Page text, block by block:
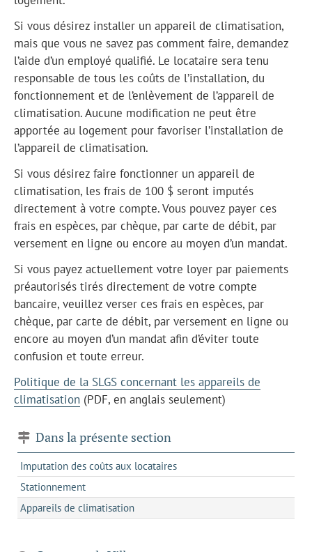
Si vous désirez installer un appareil de climatisation,
mais que vous ne savez pas comment faire, demandez
l’aide d’un employé qualifié. Le locataire sera tenu
responsable de tous les coûts de l’installation, du
fonctionnement et de l’enlèvement de l’appareil de
climatisation. Aucune modification ne peut être
apportée au logement pour favoriser l’installation de
l’appareil de climatisation.
Si vous désirez faire fonctionner un appareil de
climatisation, les frais de 100 $ seront imputés
directement à votre compte. Vous pouvez payer ces
frais en espèces, par chèque, par carte de débit, par
versement en ligne ou encore au moyen d’un mandat.
Si vous payez actuellement votre loyer par paiements
préautorisés tirés directement de votre compte
bancaire, veuillez verser ces frais en espèces, par
chèque, par carte de débit, par versement en ligne ou
encore au moyen d’un mandat afin d’éviter toute
confusion et toute erreur.
Politique de la SLGS concernant les appareils de
climatisation (PDF, en anglais seulement)
Dans la présente section
Imputation des coûts aux locataires
Stationnement
Appareils de climatisation